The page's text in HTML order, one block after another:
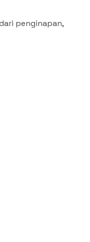
penginapan,